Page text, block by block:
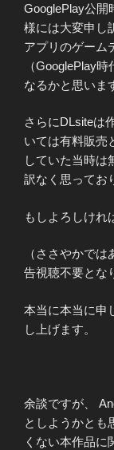
GooglePlay公開
様には大変申し
アプリのゲーム
（GooglePlay
なるかと思いま
さらにDLsiteは
いては有料販売
していた当時は
訳なく思ってお
もしよろしけれ
（ささやかで
告視聴不要とな
本当に本当に申
し上げます。
余談ですが、
としようかとも
くない本作品に